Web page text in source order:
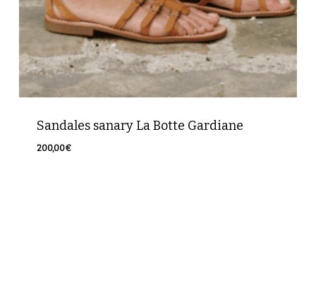
Sandales sanary La Botte Gardiane
200,00€